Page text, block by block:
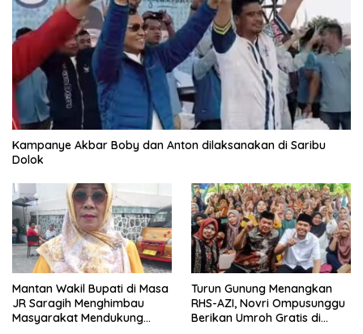
Kampanye Akbar Boby dan Anton dilaksanakan di Saribu
Dolok
Mantan Wakil Bupati di Masa
JR Saragih Menghimbau
Masyarakat Mendukung
Turun Gunung Menangkan
RHS-AZI, Novri Ompusunggu
Berikan Umroh Gratis di